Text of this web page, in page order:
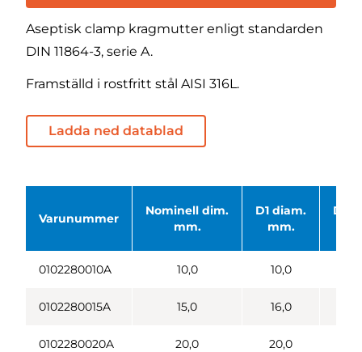
Aseptisk clamp kragmutter enligt standarden
DIN 11864-3, serie A.
Framställd i rostfritt stål AISI 316L.
Ladda ned datablad
Varunummer
Nominell dim.
mm.
D1 diam.
mm.
D2
0102280010A 10,0 10,0
0102280015A 15,0 16,0
0102280020A 20,0 20,0